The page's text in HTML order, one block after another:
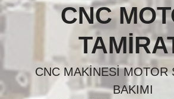
CNC
CNC MAKINESI MOTOR
BAKIMI